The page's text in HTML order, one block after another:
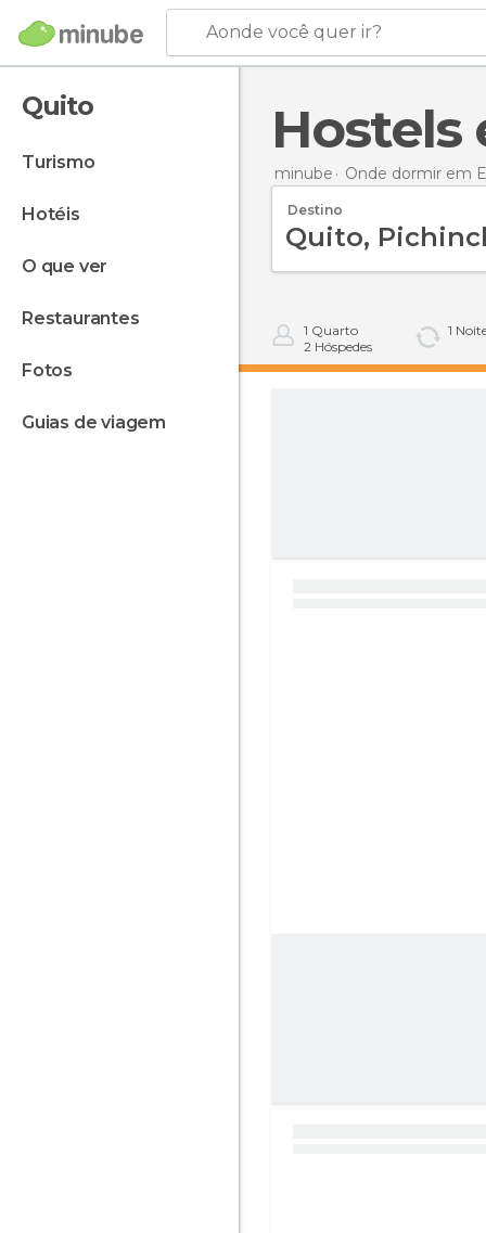
Aonde você quer ir?
Quito
turismo
hotéis
o que ver
restaurantes
fotos
guias de viagem
minube Onde dormir em
Destino
1 Quarto
2 Hóspedes
1